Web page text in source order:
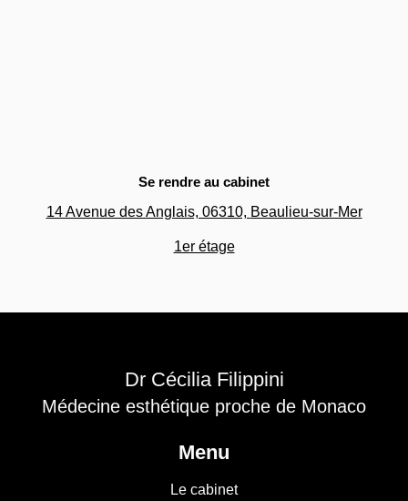
Se rendre au cabinet
14 Avenue des Anglais, 06310, Beaulieu-sur-Mer
1er étage
Dr Cécilia Filippini
Médecine esthétique proche de Monaco
Menu
Le cabinet